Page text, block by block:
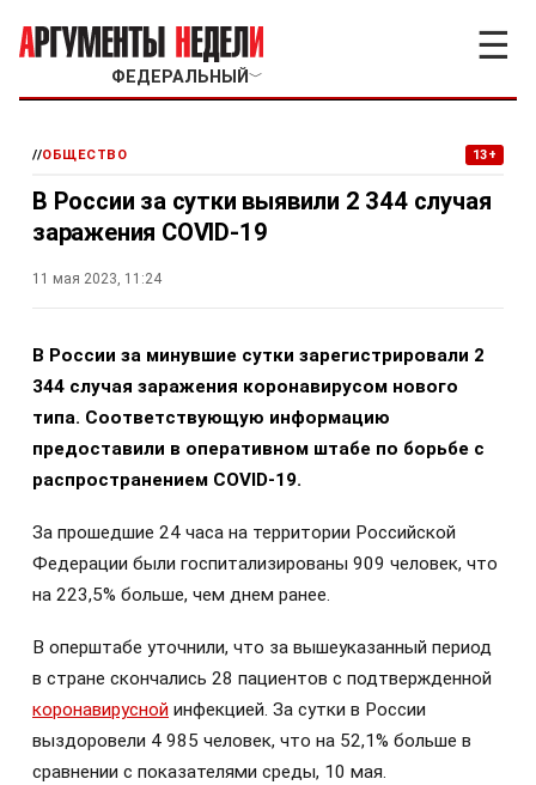
ФЕДЕРАЛЬНЫЙ ﹀
☰
//ОБЩЕСТВО 13+
В России за сутки выявили 2 344 случая
заражения COVID-19
11 мая 2023, 11:24
В России за минувшие сутки зарегистрировали 2
344 случая заражения коронавирусом нового
типа. Соответствующую информацию
предоставили в оперативном штабе по борьбе с
распространением COVID-19.
За прошедшие 24 часа на территории Российской
Федерации были госпитализированы 909 человек, что
на 223,5% больше, чем днем ранее.
В оперштабе уточнили, что за вышеуказанный период
в стране скончались 28 пациентов с подтвержденной
коронавирусной инфекцией. За сутки в России
выздоровели 4 985 человек, что на 52,1% больше в
сравнении с показателями среды, 10 мая.